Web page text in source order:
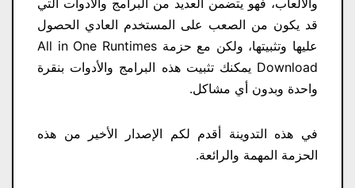
قد يكون من الصعب على المستخدم العادي الحصول
عليها وتثبيتها، ولكن مع حزمة All in One Runtimes
Download​ يمكنك تثبيت هذه البرامج والأدوات بنقرة
واحدة وبدون أي مشاكل.
في هذه التدوينة أقدم لكم الإصدار الأخير من هذه
الحزمة المهمة والرائعة.